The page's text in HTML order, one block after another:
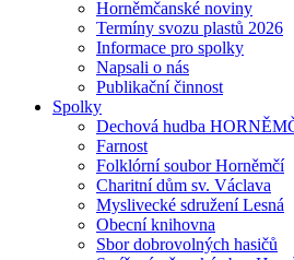
Horněmčanské noviny
Termíny svozu plastů 2026
Informace pro spolky
Napsali o nás
Publikační činnost
Spolky
Dechová hudba
Farnost
Folklórní soubor Horněmčí
Charitní dům sv. Václava
Myslivecké sdružení Lesná
Obecní knihovna
Sbor dobrovolných hasičů